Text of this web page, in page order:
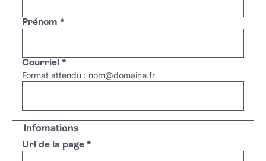
Prénom *
Courriel *
Format attendu : nom@domaine.fr
Infomations
Url de la page *